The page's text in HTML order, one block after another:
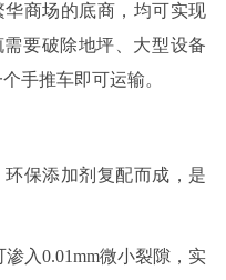
商场的底商，均可实现
要破除地坪、大型设备
手推车即可运输。
保添加剂复配而成，是
渗入0.01mm微小裂隙，实